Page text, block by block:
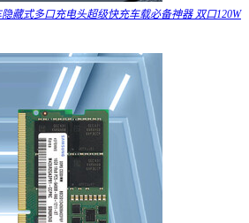
藏式多口充电头超级快充车载必备神器 双口120W